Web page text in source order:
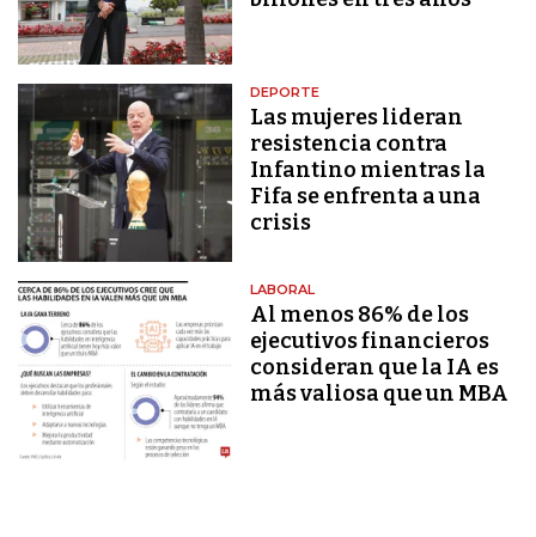
DEPORTE
Las mujeres lideran
resistencia contra
Infantino mientras la
Fifa se enfrenta a una
crisis
LABORAL
Al menos 86% de los
ejecutivos financieros
consideran que la IA es
más valiosa que un MBA